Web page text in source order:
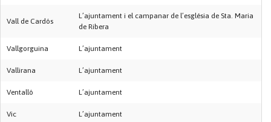
Vall de Cardós
L’ajuntament i el campanar de l’església de Sta. Maria
de Ribera
Vallgorguina L’ajuntament
Vallirana L’ajuntament
Ventalló L’ajuntament
Vic L’ajuntament